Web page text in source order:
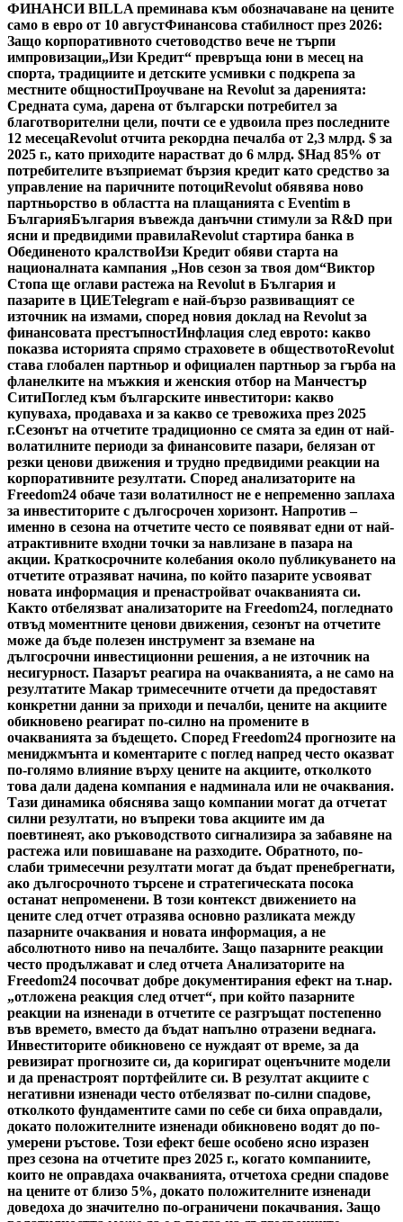
ФИНАНСИ BILLA преминава към обозначаване на цените
само в евро от 10 августФинансова стабилност през 2026:
Защо корпоративното счетоводство вече не търпи
импровизации„Изи Кредит“ превръща юни в месец на
спорта, традициите и детските усмивки с подкрепа за
местните общностиПроучване на Revolut за даренията:
Средната сума, дарена от български потребител за
благотворителни цели, почти се е удвоила през последните
12 месецаRevolut отчита рекордна печалба от 2,3 млрд. $ за
2025 г., като приходите нарастват до 6 млрд. $Над 85% от
потребителите възприемат бързия кредит като средство за
управление на паричните потоциRevolut обявява ново
партньорство в областта на плащанията с Eventim в
БългарияБългария въвежда данъчни стимули за R&D при
ясни и предвидими правилаRevolut стартира банка в
Обединеното кралствоИзи Кредит обяви старта на
националната кампания „Нов сезон за твоя дом“Виктор
Стопа ще оглави растежа на Revolut в България и
пазарите в ЦИЕTelegram е най-бързо развиващият се
източник на измами, според новия доклад на Revolut за
финансовата престъпностИнфлация след еврото: какво
показва историята спрямо страховете в обществотоRevolut
става глобален партньор и официален партньор за гърба на
фланелките на мъжкия и женския отбор на Манчестър
СитиПоглед към българските инвеститори: какво
купуваха, продаваха и за какво се тревожиха през 2025
г.Сезонът на отчетите традиционно се смята за един от най-
волатилните периоди за финансовите пазари, белязан от
резки ценови движения и трудно предвидими реакции на
корпоративните резултати. Според анализаторите на
Freedom24 обаче тази волатилност не е непременно заплаха
за инвеститорите с дългосрочен хоризонт. Напротив –
именно в сезона на отчетите често се появяват едни от най-
атрактивните входни точки за навлизане в пазара на
акции. Краткосрочните колебания около публикуването на
отчетите отразяват начина, по който пазарите усвояват
новата информация и пренастройват очакванията си.
Както отбелязват анализаторите на Freedom24, погледнато
отвъд моментните ценови движения, сезонът на отчетите
може да бъде полезен инструмент за вземане на
дългосрочни инвестиционни решения, а не източник на
несигурност. Пазарът реагира на очакванията, а не само на
резултатите Макар тримесечните отчети да предоставят
конкретни данни за приходи и печалби, цените на акциите
обикновено реагират по-силно на промените в
очакванията за бъдещето. Според Freedom24 прогнозите на
мениджмънта и коментарите с поглед напред често оказват
по-голямо влияние върху цените на акциите, отколкото
това дали дадена компания е надминала или не очаквания.
Тази динамика обяснява защо компании могат да отчетат
силни резултати, но въпреки това акциите им да
поевтинеят, ако ръководството сигнализира за забавяне на
растежа или повишаване на разходите. Обратното, по-
слаби тримесечни резултати могат да бъдат пренебрегнати,
ако дългосрочното търсене и стратегическата посока
останат непроменени. В този контекст движението на
цените след отчет отразява основно разликата между
пазарните очаквания и новата информация, а не
абсолютното ниво на печалбите. Защо пазарните реакции
често продължават и след отчета Анализаторите на
Freedom24 посочват добре документирания ефект на т.нар.
„отложена реакция след отчет“, при който пазарните
реакции на изненади в отчетите се разгръщат постепенно
във времето, вместо да бъдат напълно отразени веднага.
Инвеститорите обикновено се нуждаят от време, за да
ревизират прогнозите си, да коригират оценъчните модели
и да пренастроят портфейлите си. В резултат акциите с
негативни изненади често отбелязват по-силни спадове,
отколкото фундаментите сами по себе си биха оправдали,
докато положителните изненади обикновено водят до по-
умерени ръстове. Този ефект беше особено ясно изразен
през сезона на отчетите през 2025 г., когато компаниите,
които не оправдаха очакванията, отчетоха средни спадове
на цените от близо 5%, докато положителните изненади
доведоха до значително по-ограничени покачвания. Защо